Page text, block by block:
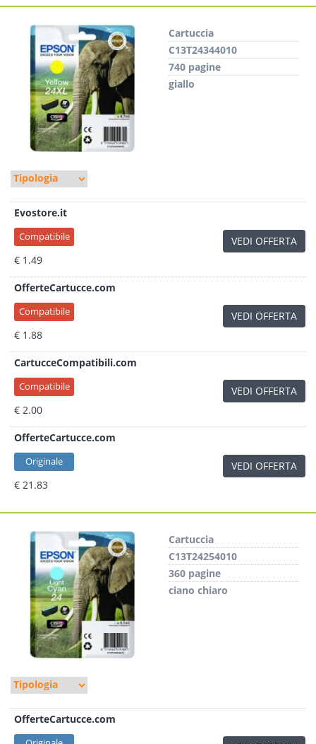
Cartuccia
C13T24344010
740 pagine
giallo
Evostore.it
Compatibile
€ 1.49
VEDI OFFERTA
OfferteCartucce.com
Compatibile
€ 1.88
VEDI OFFERTA
CartucceCompatibili.com
Compatibile
€ 2.00
VEDI OFFERTA
OfferteCartucce.com
Originale
€ 21.83
VEDI OFFERTA
Cartuccia
C13T24254010
360 pagine
ciano chiaro
OfferteCartucce.com